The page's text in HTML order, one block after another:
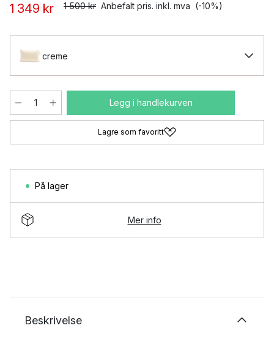
1 349 kr 1 500 kr Anbefalt pris. inkl. mva (-10%)
creme
Legg i handlekurven
Lagre som favoritt
På lager
Mer info
Beskrivelse